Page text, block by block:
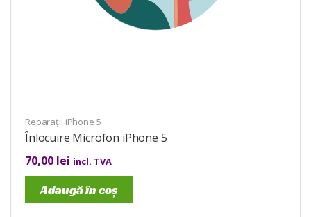
Reparații iPhone 5
Înlocuire Microfon iPhone 5
70,00 lei incl. TVA
Adaugă în coș